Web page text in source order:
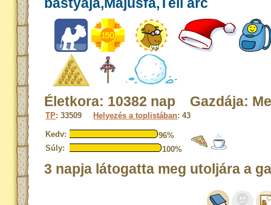
Életkora: 10382 nap Gazdája:
TP: 33509 Helyezés a toplistában: 43
Kedv:
96%
Súly:
100%
3 napja látogatta meg utoljára a